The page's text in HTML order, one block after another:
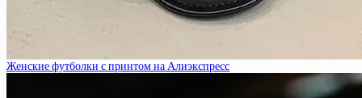
Женские футболки с принтом на Алиэкспресс